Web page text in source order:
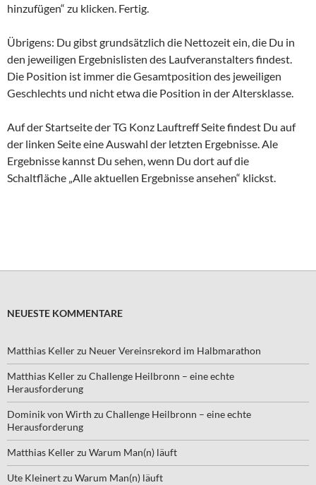
hinzufügen“ zu klicken. Fertig.
Übrigens: Du gibst grundsätzlich die Nettozeit ein, die Du in
den jeweiligen Ergebnislisten des Laufveranstalters findest.
Die Position ist immer die Gesamtposition des jeweiligen
Geschlechts und nicht etwa die Position in der Altersklasse.
Auf der Startseite der TG Konz Lauftreff Seite findest Du auf
der linken Seite eine Auswahl der letzten Ergebnisse. Ale
Ergebnisse kannst Du sehen, wenn Du dort auf die
Schaltfläche „Alle aktuellen Ergebnisse ansehen“ klickst.
NEUESTE KOMMENTARE
Matthias Kellerzu Neuer Vereinsrekord im Halbmarathon
Matthias Kellerzu Challenge Heilbronn – eine echte
Herausforderung
Dominik von Wirth zu Challenge Heilbronn – eine echte
Herausforderung
Matthias Kellerzu Warum Man(n) läuft
Ute Kleinertzu Warum Man(n) läuft